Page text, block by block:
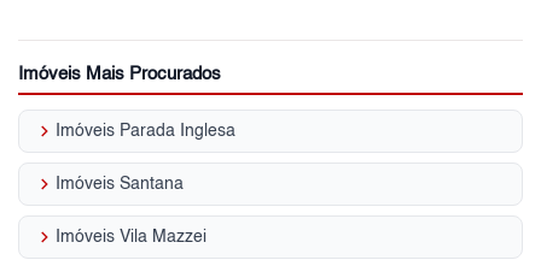
Imóveis Mais Procurados
keyboard_arrow_right Imóveis Parada Inglesa
keyboard_arrow_right Imóveis Santana
keyboard_arrow_right Imóveis Vila Mazzei